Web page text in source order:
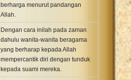
berharga menurut pandangan
Allah.
Dengan cara inilah pada zaman
dahulu wanita-wanita beragama
yang berharap kepada Allah
mempercantik diri dengan tunduk
kepada suami mereka.